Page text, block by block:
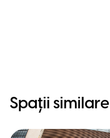
Spații similare